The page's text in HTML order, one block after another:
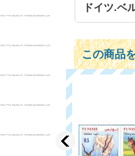
ドイツ.ベ
この商品